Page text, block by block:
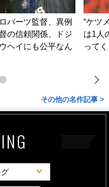
バーツ監督、異例
の信頼関係、ドジ
ヘイにも公平なん
“ケツ
は1人
って
その他の名作記事 >